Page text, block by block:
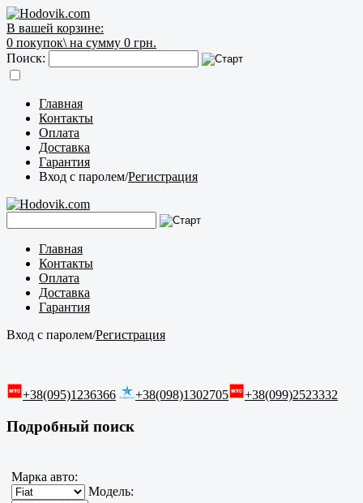
В вашей корзине:
0 покупок\ на сумму 0 грн.
Поиск:
Главная
Контакты
Оплата
Доставка
Гарантия
Вход с паролем/Регистрация
Главная
Контакты
Оплата
Доставка
Гарантия
Вход с паролем/Регистрация
+38(095)1236366 +38(098)1302705 +38(099)2523332
Подробный поиск
Марка авто:
Модель: